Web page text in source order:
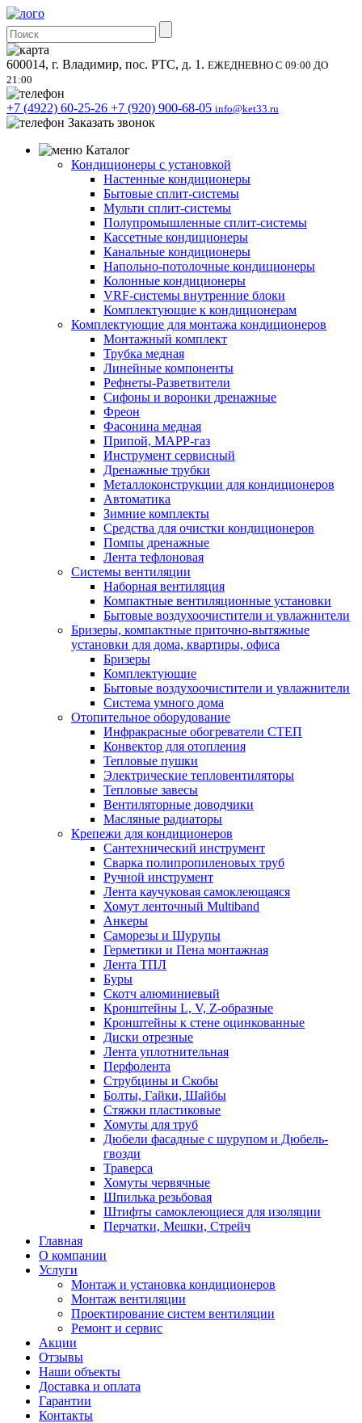
600014, г. Владимир, пос. РТС, д. 1. ЕЖЕДНЕВНО С 09:00 ДО
21:00
+7 (4922) 60-25-26 +7 (920) 900-68-05 info@ket33.ru
Заказать звонок
Каталог
Кондиционеры с установкой
Настенные кондиционеры
Бытовые сплит-системы
Мульти сплит-системы
Полупромышленные сплит-системы
Кассетные кондиционеры
Канальные кондиционеры
Напольно-потолочные кондиционеры
Колонные кондиционеры
VRF-системы внутренние блоки
Комплектующие к кондиционерам
Комплектующие для монтажа кондиционеров
Монтажный комплект
Трубка медная
Линейные компоненты
Рефнеты-Разветвители
Сифоны и воронки дренажные
Фреон
Фасонина медная
Припой, МАРР-газ
Инструмент сервисный
Дренажные трубки
Металлоконструкции для кондиционеров
Автоматика
Зимние комплекты
Средства для очистки кондиционеров
Помпы дренажные
Лента тефлоновая
Системы вентиляции
Наборная вентиляция
Компактные вентиляционные установки
Бытовые воздухоочистители и увлажнители
Бризеры, компактные приточно-вытяжные
установки для дома, квартиры, офиса
Бризеры
Комплектующие
Бытовые воздухоочистители и увлажнители
Система умного дома
Отопительное оборудование
Инфракрасные обогреватели СТЕП
Конвектор для отопления
Тепловые пушки
Электрические тепловентиляторы
Тепловые завесы
Вентиляторные доводчики
Масляные радиаторы
Крепежи для кондиционеров
Сантехнический инструмент
Сварка полипропиленовых труб
Ручной инструмент
Лента каучуковая самоклеющаяся
Хомут ленточный Multiband
Анкеры
Саморезы и Шурупы
Герметики и Пена монтажная
Лента ТПЛ
Буры
Скотч алюминиевый
Кронштейны L, V, Z-образные
Кронштейны к стене оцинкованные
Диски отрезные
Лента уплотнительная
Перфолента
Струбцины и Скобы
Болты, Гайки, Шайбы
Стяжки пластиковые
Хомуты для труб
Дюбели фасадные с шурупом и Дюбель-
гвозди
Траверса
Хомуты червячные
Шпилька резьбовая
Штифты самоклеющиеся для изоляции
Перчатки, Мешки, Стрейч
Главная
О компании
Услуги
Монтаж и установка кондиционеров
Монтаж вентиляции
Проектирование систем вентиляции
Ремонт и сервис
Акции
Отзывы
Наши объекты
Доставка и оплата
Гарантии
Контакты